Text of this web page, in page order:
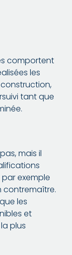
comportent
les
tant que
mais il
exemple
contremaître.
les
et
plus